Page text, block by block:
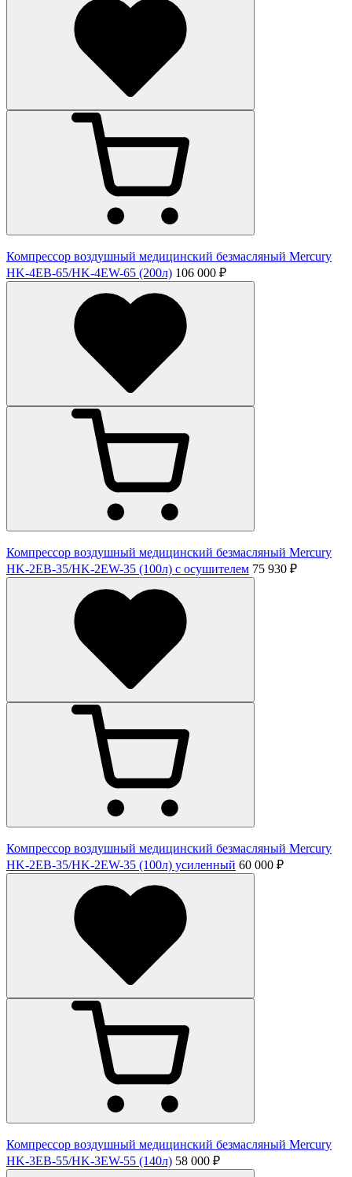
Компрессор воздушный медицинский безмасляный Mercury
HK-4ЕВ-65/HK-4EW-65 (200л) 106 000 ₽
Компрессор воздушный медицинский безмасляный Mercury
HK-2ЕВ-35/HK-2EW-35 (100л) с осушителем 75 930 ₽
Компрессор воздушный медицинский безмасляный Mercury
HK-2ЕВ-35/HK-2EW-35 (100л) усиленный 60 000 ₽
Компрессор воздушный медицинский безмасляный Mercury
HK-3ЕВ-55/HK-3EW-55 (140л) 58 000 ₽